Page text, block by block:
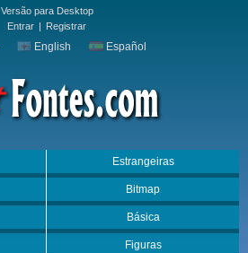
Versão para Desktop
Entrar | Registrar
English Español
Estrangeiras
Bitmap
Básica
Figuras